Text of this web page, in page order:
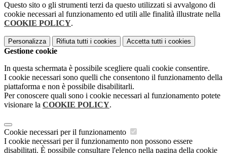
Questo sito o gli strumenti terzi da questo utilizzati si avvalgono di
cookie necessari al funzionamento ed utili alle finalità illustrate nella
COOKIE POLICY.
Personalizza Rifiuta tutti i cookies Accetta tutti i cookies
Gestione cookie
In questa schermata è possibile scegliere quali cookie consentire.
I cookie necessari sono quelli che consentono il funzionamento della
piattaforma e non è possibile disabilitarli.
Per conoscere quali sono i cookie necessari al funzionamento potete
visionare la COOKIE POLICY.
Cookie necessari per il funzionamento
I cookie necessari per il funzionamento non possono essere
disabilitati. È possibile consultare l'elenco nella pagina della cookie